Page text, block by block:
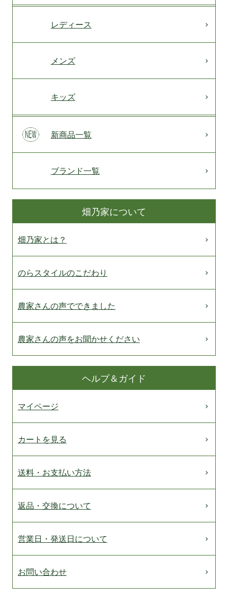
レディース
メンズ
キッズ
新商品一覧
ブランド一覧
畑乃家について
畑乃家とは？
のらスタイルのこだわり
農家さんの声でできました
農家さんの声をお聞かせください
ヘルプ＆ガイド
マイページ
カートを見る
送料・お支払い方法
返品・交換について
営業日・発送日について
お問い合わせ